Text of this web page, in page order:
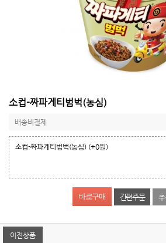
소컵-짜파게티범벅(농심)
배송비결제
소컵-짜파게티범벅(농심) (+0원)
간편주문
이전상품